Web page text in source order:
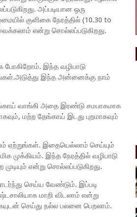
அப்படியான ஒரு
குளிகை நேரத்தில் (10.30 to
என்று சொல்லப்படுகிறது.
போகிறோம். இந்த வழிபாடு
இந்த அன்னைக்கு நாம்
வாங்கி அதை இரண்டு சமபாகமாக
மற்ற தேங்காய் இடது புறமாகவும்
ஏற்றுங்கள். இதையெல்லாம் செய்யும்
முக்கியம். இந்த நேரத்தில் வழிபாடு
என்று சொல்லப்படுகிறது.
செய்ய வேண்டும். இப்படி
மாறி விடலாம் என்று
செய்து நல்ல பலனை பெறலாம்.